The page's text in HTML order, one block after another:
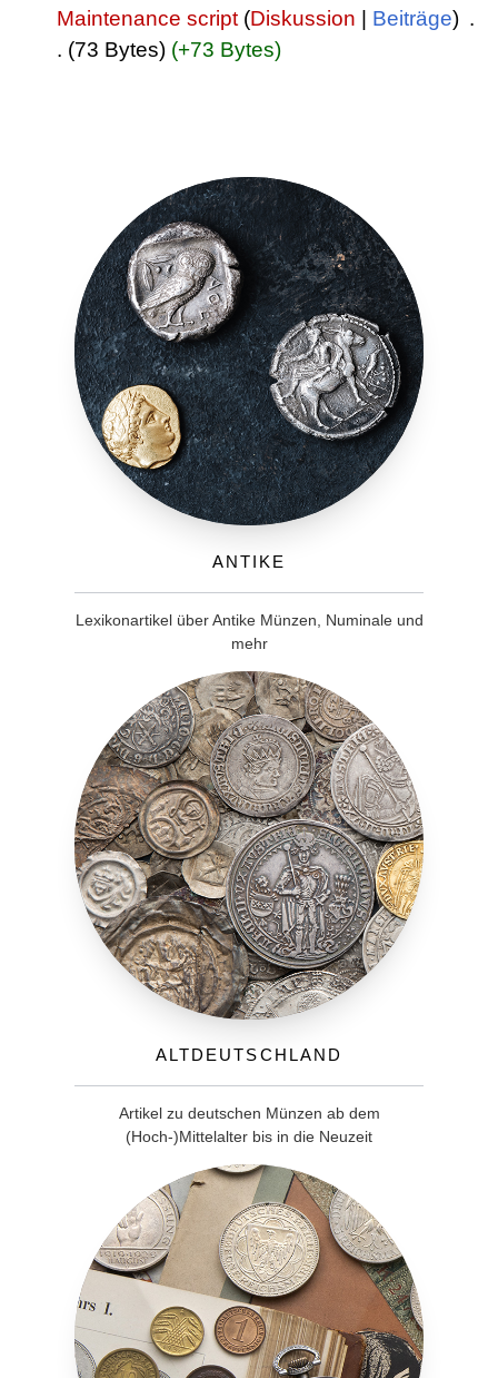
Maintenance script Diskussion Beiträge
73 Bytes
+73 Bytes
Antike
Lexikonartikel über Antike Münzen, Numinale und
mehr
Altdeutschland
Artikel zu deutschen Münzen ab dem
(Hoch-)Mittelalter bis in die Neuzeit